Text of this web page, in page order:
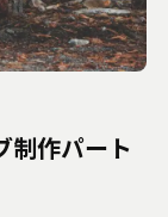
制作パート